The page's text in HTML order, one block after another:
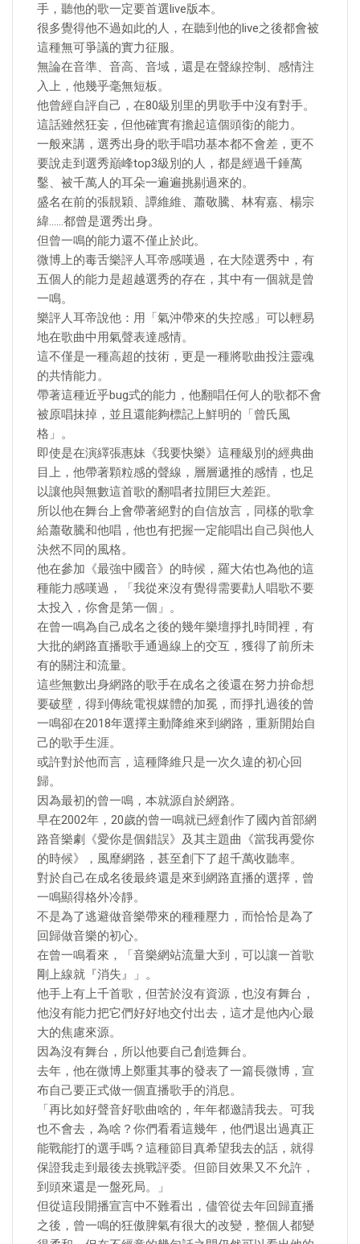
手，聽他的歌一定要首選live版本。
很多覺得他不過如此的人，在聽到他的live之後都會被
這種無可爭議的實力征服。
無論在音準、音高、音域，還是在聲線控制、感情注
入上，他幾乎毫無短板。
他曾經自評自己，在80級別里的男歌手中沒有對手。
這話雖然狂妄，但他確實有擔起這個頭銜的能力。
一般來講，選秀出身的歌手唱功基本都不會差，更不
要說走到選秀巔峰top3級別的人，都是經過千錘萬
鑿、被千萬人的耳朵一遍遍挑剔過來的。
盛名在前的張靚穎、譚維維、蕭敬騰、林宥嘉、楊宗
緯……都曾是選秀出身。
但曾一鳴的能力還不僅止於此。
微博上的毒舌樂評人耳帝感嘆過，在大陸選秀中，有
五個人的能力是超越選秀的存在，其中有一個就是曾
一鳴。
樂評人耳帝說他：用「氣沖帶來的失控感」可以輕易
地在歌曲中用氣聲表達感情。
這不僅是一種高超的技術，更是一種將歌曲投注靈魂
的共情能力。
帶著這種近乎bug式的能力，他翻唱任何人的歌都不會
被原唱抹掉，並且還能夠標記上鮮明的「曾氏風
格」。
即使是在演繹張惠妹《我要快樂》這種級別的經典曲
目上，他帶著顆粒感的聲線，層層遞推的感情，也足
以讓他與無數這首歌的翻唱者拉開巨大差距。
所以他在舞台上會帶著絕對的自信放言，同樣的歌拿
給蕭敬騰和他唱，他也有把握一定能唱出自己與他人
決然不同的風格。
他在參加《最強中國音》的時候，羅大佑也為他的這
種能力感嘆過，「我從來沒有覺得需要勸人唱歌不要
太投入，你會是第一個」。
在曾一鳴為自己成名之後的幾年樂壇掙扎時間裡，有
大批的網路直播歌手通過線上的交互，獲得了前所未
有的關注和流量。
這些無數出身網路的歌手在成名之後還在努力拚命想
要破壁，得到傳統電視媒體的加冕，而掙扎過後的曾
一鳴卻在2018年選擇主動降維來到網路，重新開始自
己的歌手生涯。
或許對於他而言，這種降維只是一次久違的初心回
歸。
因為最初的曾一鳴，本就源自於網路。
早在2002年，20歲的曾一鳴就已經創作了國內首部網
路音樂劇《愛你是個錯誤》及其主題曲《當我再愛你
的時候》，風靡網路，甚至創下了超千萬收聽率。
對於自己在成名後最終還是來到網路直播的選擇，曾
一鳴顯得格外冷靜。
不是為了逃避做音樂帶來的種種壓力，而恰恰是為了
回歸做音樂的初心。
在曾一鳴看來，「音樂網站流量大到，可以讓一首歌
剛上線就『消失』」。
他手上有上千首歌，但苦於沒有資源，也沒有舞台，
他沒有能力把它們好好地交付出去，這才是他內心最
大的焦慮來源。
因為沒有舞台，所以他要自己創造舞台。
去年，他在微博上鄭重其事的發表了一篇長微博，宣
布自己要正式做一個直播歌手的消息。
「再比如好聲音好歌曲啥的，年年都邀請我去。可我
也不會去，為啥？你們看看這幾年，他們退出過真正
能戰能打的選手嗎？這種節目真希望我去的話，就得
保證我走到最後去挑戰評委。但節目效果又不允許，
到頭來還是一盤死局。」
但從這段開播宣言中不難看出，儘管從去年回歸直播
之後，曾一鳴的狂傲脾氣有很大的改變，整個人都變